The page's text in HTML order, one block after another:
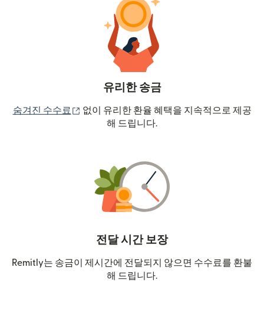
유리한 송금
숨겨진 수수료 (새 창에서 열림)
없이 유리한 환율 혜택을 지속적으로 제공
해 드립니다.
전달 시간 보장
Remitly는 송금이 제시간에 전달되지 않으면 수수료를 환불
해 드립니다.